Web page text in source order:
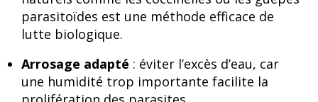
parasitoïdes est une méthode efficace de
lutte biologique.
Arrosage adapté : éviter l’excès d’eau, car
une humidité trop importante facilite la